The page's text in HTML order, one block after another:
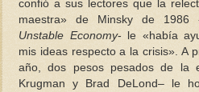
confió a sus lectores que la
maestra» de Minsky de 1986
Unstable Economy- le «había
mis ideas respecto a la crisis». A
año, dos pesos pesados de la
Krugman y Brad DeLond– le